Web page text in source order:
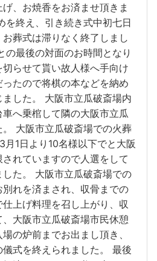
、お焼香をお済ませ頂きま
を終え、引き続き式中初七日
葬式は滞りなく終了しまし
の最後の対面のお時間となり
らせて貰い故人様へ手向け
たので将棋の本などを納め
した。 大阪市立瓜破斎場内
へ乗棺して隣の大阪市立瓜
大阪市立瓜破斎場での火葬
月1日より10名様以下でと大阪
れていますので人選をして
た。 大阪市立瓜破斎場での
れを済まされ、収骨までの
上げ料理を召し上がり、収
大阪市立瓜破斎場市民休憩
の炉前までお出まし頂き、
式を終えられました。 最後